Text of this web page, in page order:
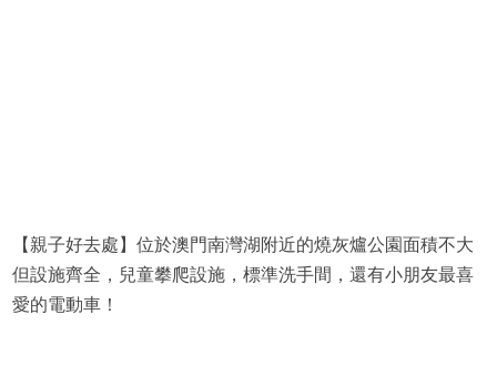
【親子好去處】位於澳門南灣湖附近的燒灰爐公園面積不大
但設施齊全，兒童攀爬設施，標準洗手間，還有小朋友最喜
愛的電動車！